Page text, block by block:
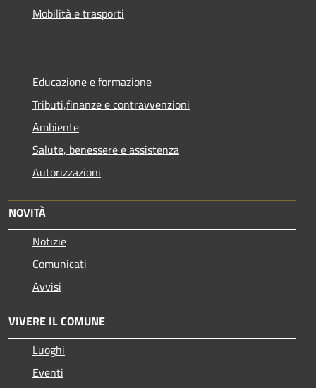
Mobilità e trasporti
Educazione e formazione
Tributi,finanze e contravvenzioni
Ambiente
Salute, benessere e assistenza
Autorizzazioni
NOVITÀ
Notizie
Comunicati
Avvisi
VIVERE IL COMUNE
Luoghi
Eventi